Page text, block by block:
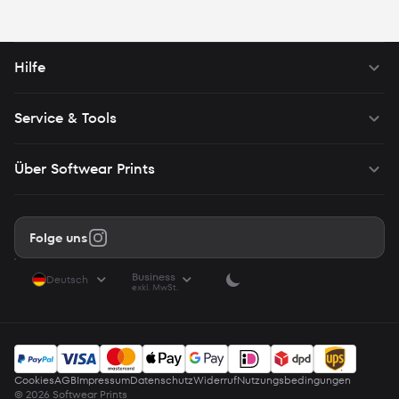
Hilfe
Service & Tools
Über Softwear Prints
Folge uns
Deutsch Business
exkl. MwSt.
CookiesAGBImpressumDatenschutzWiderrufNutzungsbedingungen
© 2026 Softwear Prints